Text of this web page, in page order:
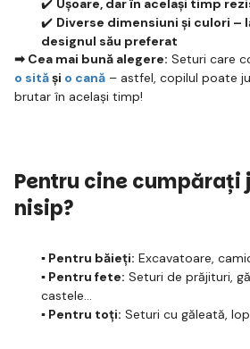
✔️ Ușoare, dar în același timp
✔️ Diverse dimensiuni și culori –
designul său preferat
➡ Cea mai bună alegere: Seturi care
o sităși o cană – astfel, copilul poate
brutar în același timp!
Pentru cine cumpărați
nisip?
▪️ Pentru băieți: Excavatoare,
▪️ Pentru fete: Seturi de prăjituri,
castele
▪️ Pentru toți: Seturi cu găleată,